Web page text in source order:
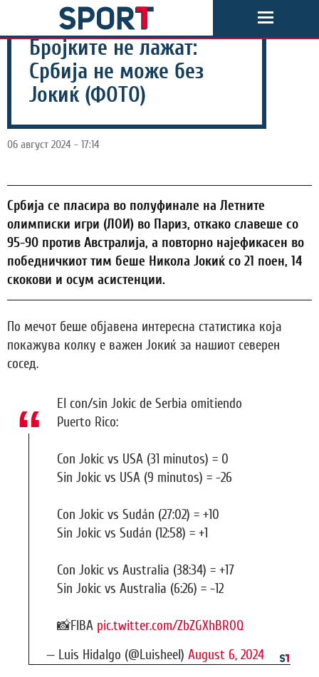
Бројките не лажат:
Србија не може без
Јокиќ (ФОТО)
06 август 2024 - 17:14
Србија се пласира во полуфинале на Летните
олимписки игри (ЛОИ) во Париз, откако славеше со
95-90 против Австралија, а повторно најефикасен во
победничкиот тим беше Никола Јокиќ со 21 поен, 14
скокови и осум асистенции.
По мечот беше објавена интересна статистика која
покажува колку е важен Јокиќ за нашиот северен
сосед.
El con/sin Jokic de Serbia omitiendo
Puerto Rico:
Con Jokic vs USA (31 minutos) = 0
Sin Jokic vs USA (9 minutos) = -26
Con Jokic vs Sudán (27:02) = +10
Sin Jokic vs Sudán (12:58) = +1
Con Jokic vs Australia (38:34) = +17
Sin Jokic vs Australia (6:26) = -12
📸FIBA pic.twitter.com/ZbZGXhBR0Q
— Luis Hidalgo (@Luisheel) August 6, 2024